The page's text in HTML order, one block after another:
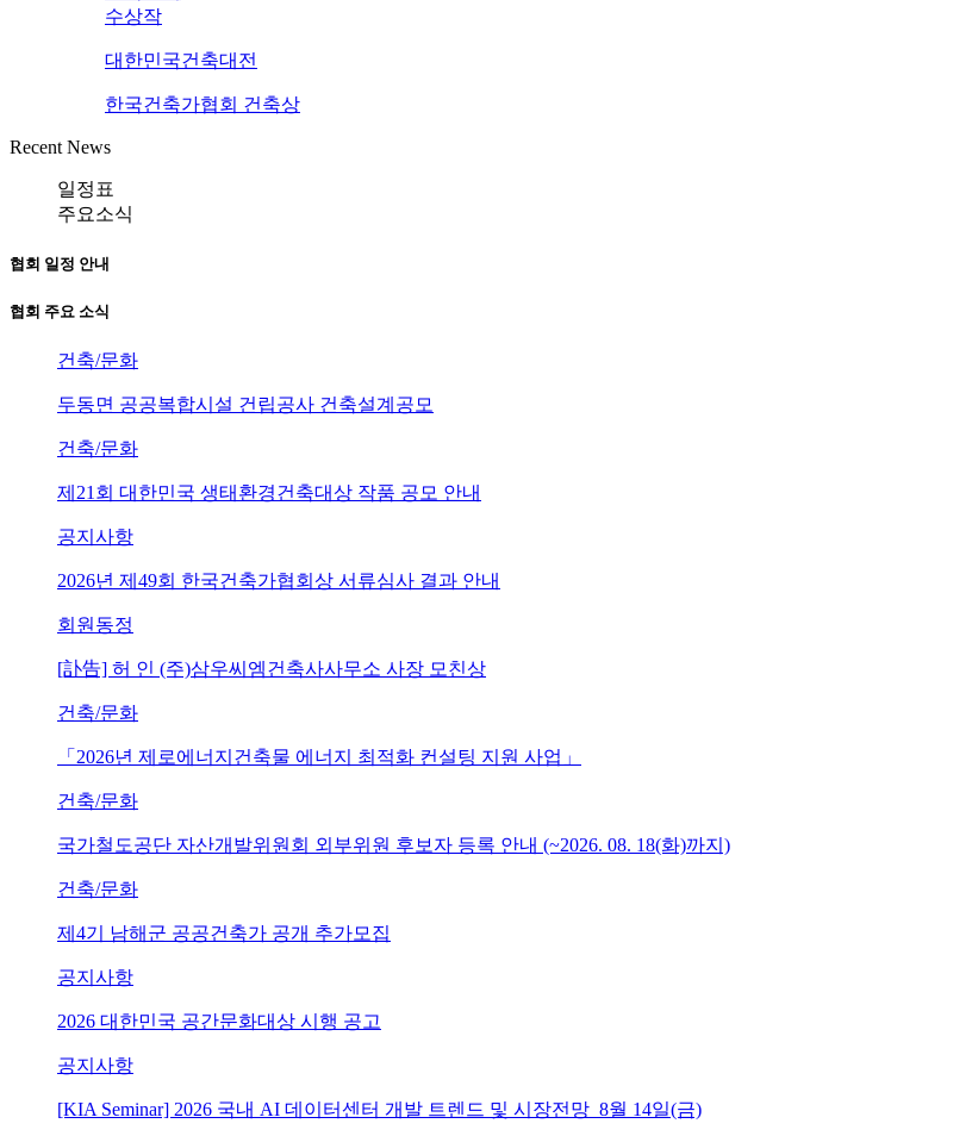
수상작
대한민국건축대전
한국건축가협회 건축상
Recent News
일정표
주요소식
협회 일정 안내
협회 주요 소식
건축/문화
두동면 공공복합시설 건립공사 건축설계공모
건축/문화
제21회 대한민국 생태환경건축대상 작품 공모 안내
공지사항
2026년 제49회 한국건축가협회상 서류심사 결과 안내
회원동정
[訃告] 허 인 (주)삼우씨엠건축사사무소 사장 모친상
건축/문화
「2026년 제로에너지건축물 에너지 최적화 컨설팅 지원 사업」
건축/문화
국가철도공단 자산개발위원회 외부위원 후보자 등록 안내 (~2026. 08. 18(화)까지)
건축/문화
제4기 남해군 공공건축가 공개 추가모집
공지사항
2026 대한민국 공간문화대상 시행 공고
공지사항
[KIA Seminar] 2026 국내 AI 데이터센터 개발 트렌드 및 시장전망_8월 14일(금)